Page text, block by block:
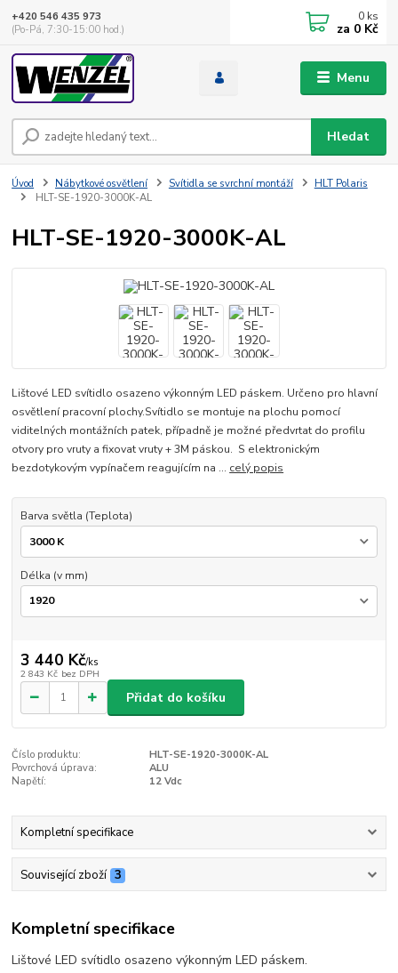
Menu
Hledat
+420 546 435 973
(Po-Pá, 7:30-15:00 hod.)
0 ks
za 0 Kč
Úvod Nábytkové osvětlení Svítidla se svrchní montáží
HLT Polaris
HLT-SE-1920-3000K-AL
HLT-SE-1920-3000K-AL
Lištové LED svítidlo osazeno výkonným LED páskem. Určeno pro hlavní
osvětlení pracovní plochy.Svítidlo se montuje na plochu pomocí
viditelných montážních patek, případně je možné předvrtat do profilu
otvory pro vruty a fixovat vruty + 3M páskou. S elektronickým
bezdotykovým vypínačem reagujícím na ... celý popis
Barva světla (Teplota)
Délka (v mm)
3 440 Kč/ks
2 843 Kč bez DPH
Přidat do košíku
Číslo produktu:
HLT-SE-1920-3000K-AL
Povrchová úprava:
ALU
Napětí:
12 Vdc
Kompletní specifikace
Související zboží 3
Kompletní specifikace
Lištové LED svítidlo osazeno výkonným LED páskem.